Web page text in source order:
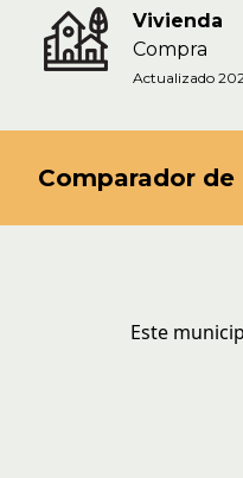
Vivienda
Compra
Actualizado
Comparador de
Este